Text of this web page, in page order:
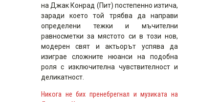
на Джак Конрад (Пит) постепенно изтича,
заради което той трябва да направи
определени тежки и мъчителни
равносметки за мястото си в този нов,
модерен свят и актьорът успява да
изиграе сложните нюанси на подобна
роля с изключителна чувствителност и
деликатност.
Никога не бих пренебрегнал и музиката на